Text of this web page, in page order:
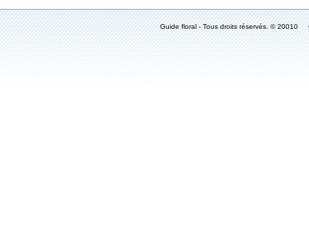
Guide floral - Tous droits réservés. ©